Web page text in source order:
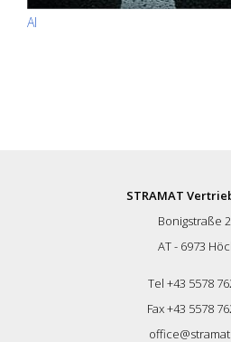
AI
STRAMAT
Bonigstraße
AT - 6973
Tel +43 5578
Fax +43 5578